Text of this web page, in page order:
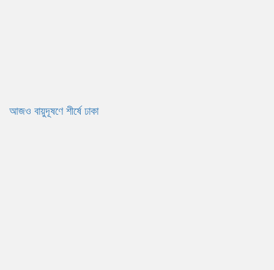
আজও বায়ুদূষণে শীর্ষে ঢাকা